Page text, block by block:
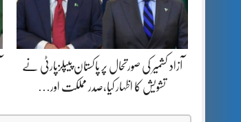
آزاد کشمیر کی صورتحال پر پاکستان پیپلزپارٹی نے
تشویش کا اظہار کیا،صدر مملکت اور…